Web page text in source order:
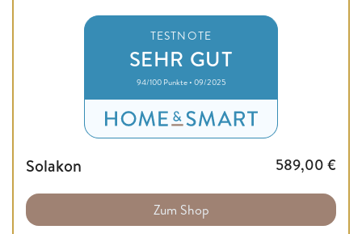
TESTNOTE
SEHR GUT
94/100 Punkte • 09/2025
Solakon 589,00 €
Zum Shop